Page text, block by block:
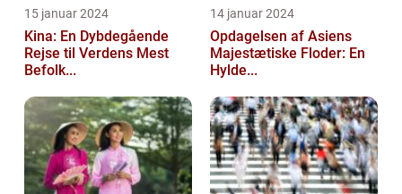
15 januar 2024
Kina: En Dybdegående
Rejse til Verdens Mest
Befolk...
14 januar 2024
Opdagelsen af Asiens
Majestætiske Floder: En
Hylde...